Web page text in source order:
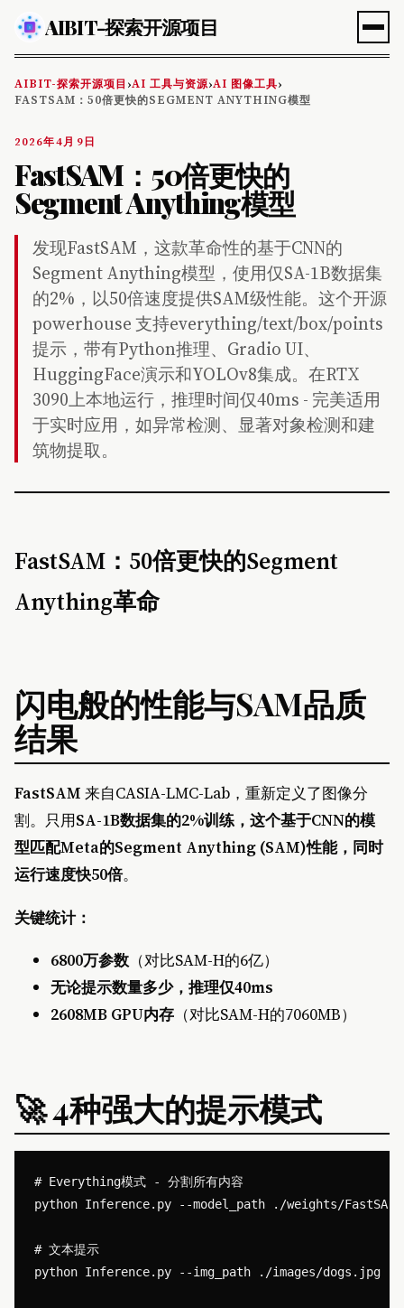
AIBIT-探索开源项目
AIBIT-探索开源项目 ›AI 工具与资源›AI 图像工具›
FASTSAM：50倍更快的SEGMENT ANYTHING模型
2026年4月9日
FastSAM：50倍更快的
Segment Anything模型
发现FastSAM，这款革命性的基于CNN的
Segment Anything模型，使用仅SA-1B数据集
的2%，以50倍速度提供SAM级性能。这个开源
powerhouse 支持everything/text/box/points
提示，带有Python推理、Gradio UI、
HuggingFace演示和YOLOv8集成。在RTX
3090上本地运行，推理时间仅40ms - 完美适用
于实时应用，如异常检测、显著对象检测和建
筑物提取。
FastSAM：50倍更快的Segment
Anything革命
闪电般的性能与SAM品质
结果
FastSAM 来自CASIA-LMC-Lab，重新定义了图像分
割。只用SA-1B数据集的2%训练，这个基于CNN的模
型匹配Meta的Segment Anything (SAM)性能，同时
运行速度快50倍。
关键统计：
6800万参数 （对比SAM-H的6亿）
无论提示数量多少，推理仅40ms
2608MB GPU内存 （对比SAM-H的7060MB）
🚀 4种强大的提示模式
# Everything模式 - 分割所有内容
python Inference.py --model_path ./weights/
# 文本提示
python Inference.py --img_path ./images/dogs.jpg